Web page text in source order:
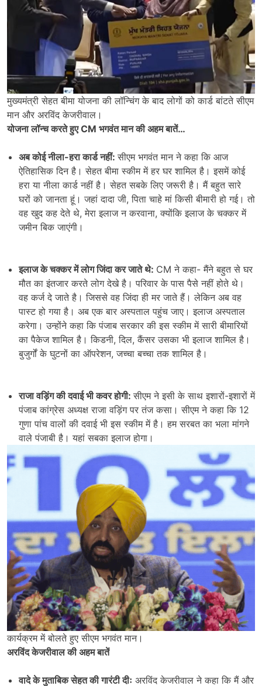
मुख्यमंत्री सेहत बीमा योजना की लॉन्चिंग के बाद लोगों को कार्ड बांटते सीएम
मान और अरविंद केजरीवाल।
योजना लॉन्च करते हुए CM भगवंत मान की अहम बातें…
अब कोई नीला-हरा कार्ड नहीं:सीएम भगवंत मान ने कहा कि आज
ऐतिहासिक दिन है। सेहत बीमा स्कीम में हर घर शामिल है। इसमें कोई
हरा या नीला कार्ड नहीं है। सेहत सबके लिए जरूरी है। मैं बहुत सारे
घरों को जानता हूं। जहां दादा जी, पिता चाहे मां किसी बीमारी हो गई। तो
वह खुद कह देते थे, मेरा इलाज न करवाना, क्योंकि इलाज के चक्कर में
जमीन बिक जाएंगी।
इलाज के चक्कर में लोग जिंदा कर जाते थे: CM ने कहा- मैंने बहुत से घर
मौत का इंतजार करते लोग देखे है। परिवार के पास पैसे नहीं होते थे।
वह कर्ज दे जाते है। जिससे वह जिंदा ही मर जाते हैं। लेकिन अब वह
पास्ट हो गया है। अब एक बार अस्पताल पहुंच जाए। इलाज अस्पताल
करेगा। उन्होंने कहा कि पंजाब सरकार की इस स्कीम में सारी बीमारियों
का पैकेज शामिल है। किडनी, दिल, कैंसर उसका भी इलाज शामिल है।
बुजुर्गों के घुटनों का ऑपरेशन, जच्चा बच्चा तक शामिल है।
राजा वड़िंग की दवाई भी कवर होगी:सीएम ने इसी के साथ इशारों-इशारों में
पंजाब कांग्रेस अध्यक्ष राजा वड़िंग पर तंज कसा। सीएम ने कहा कि 12
गुणा पांच वालों की दवाई भी इस स्कीम में है। हम सरबत का भला मांगने
वाले पंजाबी है। यहां सबका इलाज होगा।
कार्यक्रम में बोलते हुए सीएम भगवंत मान।
अरविंद केजरीवाल की अहम बातें
वादे के मुताबिक सेहत की गारंटी दीः अरविंद केजरीवाल ने कहा कि मैं और